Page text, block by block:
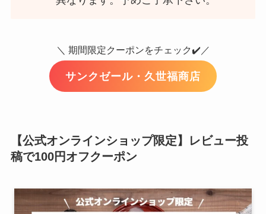
＼ 期間限定クーポンをチェック✔️／
サンクゼール・久世福商店
【公式オンラインショップ限定】レビュー投
稿で100円オフクーポン